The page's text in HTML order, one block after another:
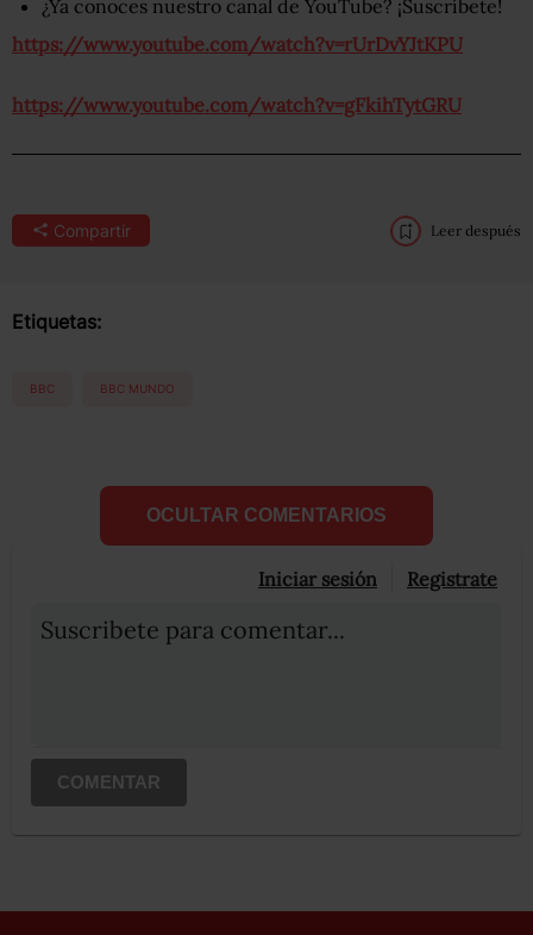
¿Ya conoces nuestro canal de YouTube? ¡Suscríbete!
https://www.youtube.com/watch?v=rUrDvYJtKPU
https://www.youtube.com/watch?v=gFkihTytGRU
Compartir Leer después
Etiquetas:
BBC BBC MUNDO
OCULTAR COMENTARIOS
Iniciar sesión Registrate
Suscribete para comentar...
COMENTAR